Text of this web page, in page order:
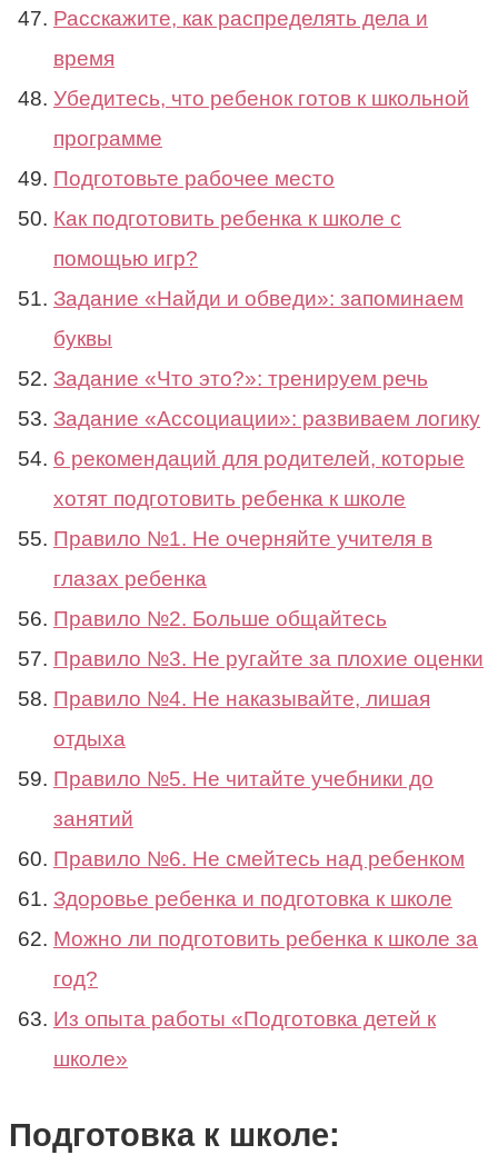
Расскажите, как распределять дела и
время
Убедитесь, что ребенок готов к школьной
программе
Подготовьте рабочее место
Как подготовить ребенка к школе с
помощью игр?
Задание «Найди и обведи»: запоминаем
буквы
Задание «Что это?»: тренируем речь
Задание «Ассоциации»: развиваем логику
6 рекомендаций для родителей, которые
хотят подготовить ребенка к школе
Правило №1. Не очерняйте учителя в
глазах ребенка
Правило №2. Больше общайтесь
Правило №3. Не ругайте за плохие оценки
Правило №4. Не наказывайте, лишая
отдыха
Правило №5. Не читайте учебники до
занятий
Правило №6. Не смейтесь над ребенком
Здоровье ребенка и подготовка к школе
Можно ли подготовить ребенка к школе за
год?
Из опыта работы «Подготовка детей к
школе»
Подготовка к школе: